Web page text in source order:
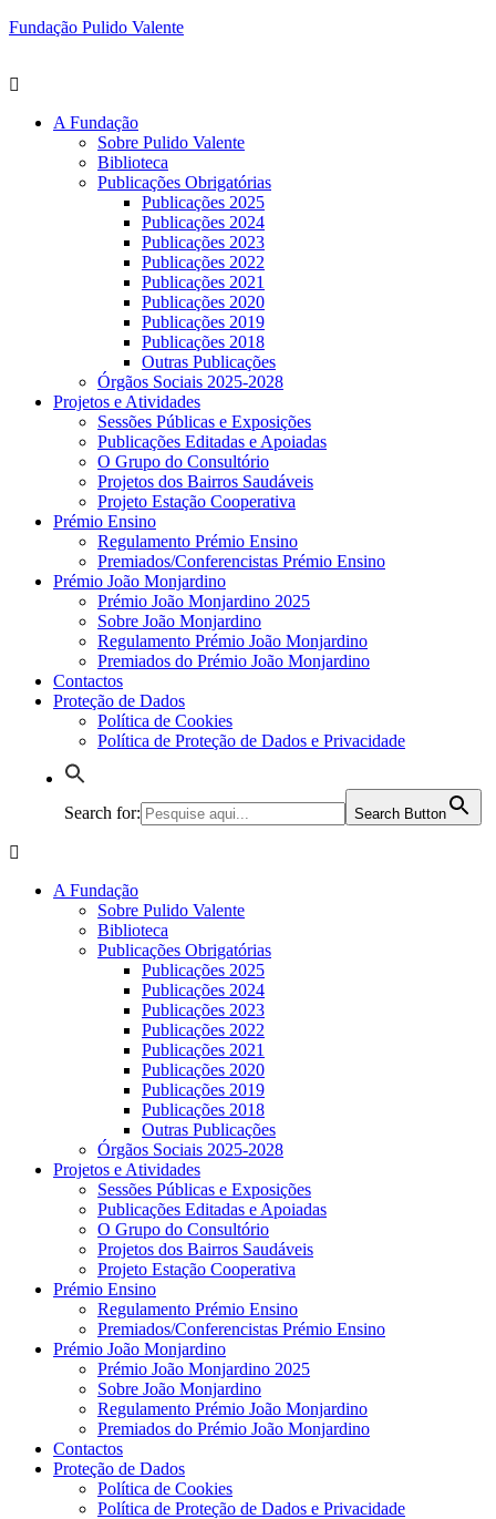
Fundação Pulido Valente
A Fundação
Sobre Pulido Valente
Biblioteca
Publicações Obrigatórias
Publicações 2025
Publicações 2024
Publicações 2023
Publicações 2022
Publicações 2021
Publicações 2020
Publicações 2019
Publicações 2018
Outras Publicações
Órgãos Sociais 2025-2028
Projetos e Atividades
Sessões Públicas e Exposições
Publicações Editadas e Apoiadas
O Grupo do Consultório
Projetos dos Bairros Saudáveis
Projeto Estação Cooperativa
Prémio Ensino
Regulamento Prémio Ensino
Premiados/Conferencistas Prémio Ensino
Prémio João Monjardino
Prémio João Monjardino 2025
Sobre João Monjardino
Regulamento Prémio João Monjardino
Premiados do Prémio João Monjardino
Contactos
Proteção de Dados
Política de Cookies
Política de Proteção de Dados e Privacidade
Search for: Search Button
A Fundação
Sobre Pulido Valente
Biblioteca
Publicações Obrigatórias
Publicações 2025
Publicações 2024
Publicações 2023
Publicações 2022
Publicações 2021
Publicações 2020
Publicações 2019
Publicações 2018
Outras Publicações
Órgãos Sociais 2025-2028
Projetos e Atividades
Sessões Públicas e Exposições
Publicações Editadas e Apoiadas
O Grupo do Consultório
Projetos dos Bairros Saudáveis
Projeto Estação Cooperativa
Prémio Ensino
Regulamento Prémio Ensino
Premiados/Conferencistas Prémio Ensino
Prémio João Monjardino
Prémio João Monjardino 2025
Sobre João Monjardino
Regulamento Prémio João Monjardino
Premiados do Prémio João Monjardino
Contactos
Proteção de Dados
Política de Cookies
Política de Proteção de Dados e Privacidade